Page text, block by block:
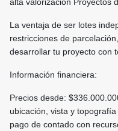
La ventaja de ser lotes
restricciones de
desarrollar tu proyecto con
Información financiera:
Precios desde:
ubicación, vista y
pago de contado con